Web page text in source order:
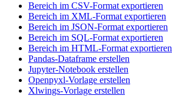
Bereich im CSV-Format exportieren
Bereich im XML-Format exportieren
Bereich im JSON-Format exportieren
Bereich im SQL-Format exportieren
Bereich im HTML-Format exportieren
Pandas-Dataframe erstellen
Jupyter-Notebook erstellen
Openpyxl-Vorlage erstellen
Xlwings-Vorlage erstellen